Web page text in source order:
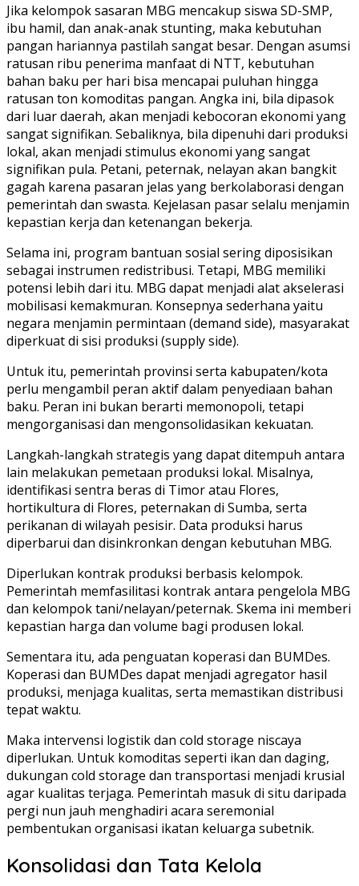
Jika kelompok sasaran MBG mencakup siswa SD-SMP,
ibu hamil, dan anak-anak stunting, maka kebutuhan
pangan hariannya pastilah sangat besar. Dengan asumsi
ratusan ribu penerima manfaat di NTT, kebutuhan
bahan baku per hari bisa mencapai puluhan hingga
ratusan ton komoditas pangan. Angka ini, bila dipasok
dari luar daerah, akan menjadi kebocoran ekonomi yang
sangat signifikan. Sebaliknya, bila dipenuhi dari produksi
lokal, akan menjadi stimulus ekonomi yang sangat
signifikan pula. Petani, peternak, nelayan akan bangkit
gagah karena pasaran jelas yang berkolaborasi dengan
pemerintah dan swasta. Kejelasan pasar selalu menjamin
kepastian kerja dan ketenangan bekerja.
Selama ini, program bantuan sosial sering diposisikan
sebagai instrumen redistribusi. Tetapi, MBG memiliki
potensi lebih dari itu. MBG dapat menjadi alat akselerasi
mobilisasi kemakmuran. Konsepnya sederhana yaitu
negara menjamin permintaan (demand side), masyarakat
diperkuat di sisi produksi (supply side).
Untuk itu, pemerintah provinsi serta kabupaten/kota
perlu mengambil peran aktif dalam penyediaan bahan
baku. Peran ini bukan berarti memonopoli, tetapi
mengorganisasi dan mengonsolidasikan kekuatan.
Langkah-langkah strategis yang dapat ditempuh antara
lain melakukan pemetaan produksi lokal. Misalnya,
identifikasi sentra beras di Timor atau Flores,
hortikultura di Flores, peternakan di Sumba, serta
perikanan di wilayah pesisir. Data produksi harus
diperbarui dan disinkronkan dengan kebutuhan MBG.
Diperlukan kontrak produksi berbasis kelompok.
Pemerintah memfasilitasi kontrak antara pengelola MBG
dan kelompok tani/nelayan/peternak. Skema ini memberi
kepastian harga dan volume bagi produsen lokal.
Sementara itu, ada penguatan koperasi dan BUMDes.
Koperasi dan BUMDes dapat menjadi agregator hasil
produksi, menjaga kualitas, serta memastikan distribusi
tepat waktu.
Maka intervensi logistik dan cold storage niscaya
diperlukan. Untuk komoditas seperti ikan dan daging,
dukungan cold storage dan transportasi menjadi krusial
agar kualitas terjaga. Pemerintah masuk di situ daripada
pergi nun jauh menghadiri acara seremonial
pembentukan organisasi ikatan keluarga subetnik.
Konsolidasi dan Tata Kelola